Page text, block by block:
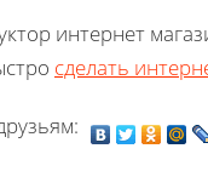
интернет
сделать